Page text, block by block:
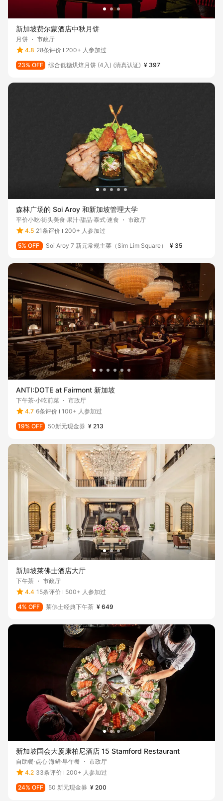
新加坡费尔蒙酒店中秋月饼
月饼
市政厅
4.8 28条评价
200+ 人参加过
23% OFF
综合低糖烘焙月饼 (4入) (清真认证) ¥ 397
森林广场的 Soi Aroy 和新加坡管理大学
平价小吃·街头美食·果汁·甜品·泰式·速食
市政厅
4.5 21条评价
200+ 人参加过
5% OFF
Soi Aroy 7 新元常规主菜（Sim Lim Square） ¥ 35
ANTI:DOTE at Fairmont 新加坡
下午茶·小吃前菜
市政厅
4.7 6条评价
100+ 人参加过
19% OFF
50新元现金券 ¥ 213
新加坡莱佛士酒店大厅
下午茶
市政厅
4.4 15条评价
500+ 人参加过
4% OFF
莱佛士经典下午茶 ¥ 649
新加坡国会大厦康柏尼酒店 15 Stamford Restaurant
自助餐·点心·海鲜·早午餐
市政厅
4.2 33条评价
200+ 人参加过
24% OFF
50 新元现金券 ¥ 200